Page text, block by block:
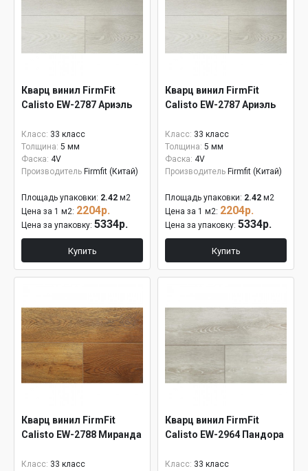
Кварц винил FirmFit
Calisto EW-2787 Ариэль
Класс: 33 класс
Толщина: 5 мм
Фаска: 4V
Производитель Firmfit (Китай)
Площадь упаковки: 2.42 м2
Цена за 1 м2: 2204р.
Цена за упаковку: 5334р.
Купить
Кварц винил FirmFit
Calisto EW-2787 Ариэль
Класс: 33 класс
Толщина: 5 мм
Фаска: 4V
Производитель Firmfit (Китай)
Площадь упаковки: 2.42 м2
Цена за 1 м2: 2204р.
Цена за упаковку: 5334р.
Купить
Кварц винил FirmFit
Calisto EW-2788 Миранда
Класс: 33 класс
Кварц винил FirmFit
Calisto EW-2964 Пандора
Класс: 33 класс